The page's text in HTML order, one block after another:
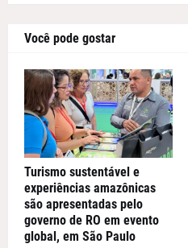
Você pode gostar
Turismo sustentável e
experiências amazônicas
são apresentadas pelo
governo de RO em evento
global, em São Paulo